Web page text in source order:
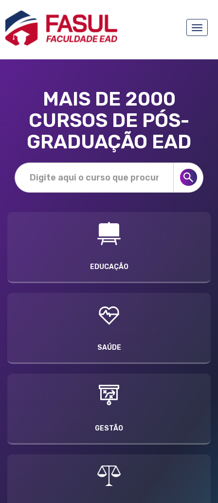
Toggle
MAIS DE 2000
CURSOS DE PÓS-
GRADUAÇÃO EAD
EDUCAÇÃO
SAÚDE
GESTÃO